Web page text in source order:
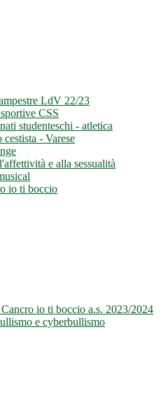
LdV 22/23
CSS
studenteschi - atletica
cestista - Varese
e alla sessualità
io ti boccio
io ti boccio a.s. 2023/2024
e cyberbullismo